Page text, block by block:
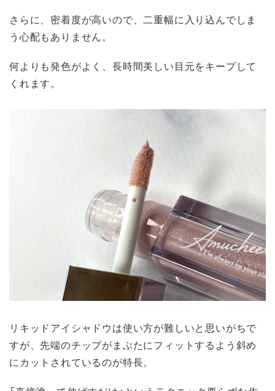
さらに、密着度が高いので、二重幅に入り込んでしま
う心配もありません。
何よりも発色がよく、長時間美しい目元をキープして
くれます。
リキッドアイシャドウは使い方が難しいと思いがちで
すが、先端のチップがまぶたにフィットするよう斜め
にカットされているのが特長。